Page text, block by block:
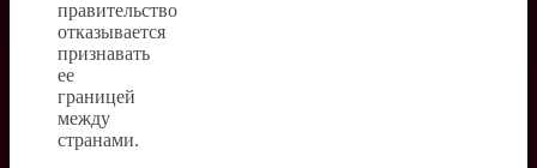
правительство
отказывается
признавать
ее
границей
между
странами.